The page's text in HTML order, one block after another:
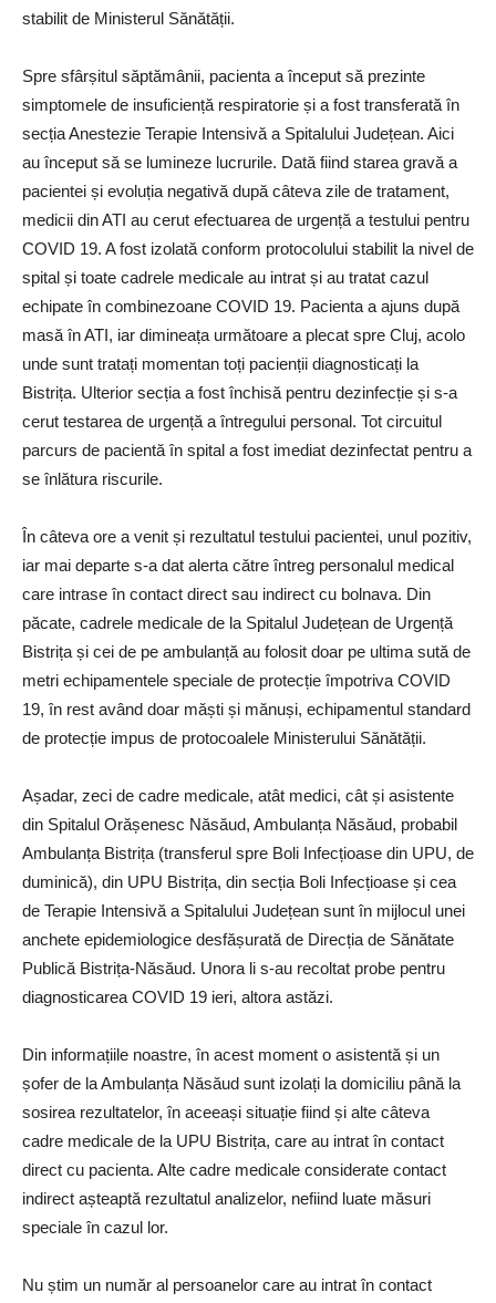
stabilit de Ministerul Sănătății.
Spre sfârșitul săptămânii, pacienta a început să prezinte
simptomele de insuficiență respiratorie și a fost transferată în
secția Anestezie Terapie Intensivă a Spitalului Județean. Aici
au început să se lumineze lucrurile. Dată fiind starea gravă a
pacientei și evoluția negativă după câteva zile de tratament,
medicii din ATI au cerut efectuarea de urgență a testului pentru
COVID 19. A fost izolată conform protocolului stabilit la nivel de
spital și toate cadrele medicale au intrat și au tratat cazul
echipate în combinezoane COVID 19. Pacienta a ajuns după
masă în ATI, iar dimineața următoare a plecat spre Cluj, acolo
unde sunt tratați momentan toți pacienții diagnosticați la
Bistrița. Ulterior secția a fost închisă pentru dezinfecție și s-a
cerut testarea de urgență a întregului personal. Tot circuitul
parcurs de pacientă în spital a fost imediat dezinfectat pentru a
se înlătura riscurile.
În câteva ore a venit și rezultatul testului pacientei, unul pozitiv,
iar mai departe s-a dat alerta către întreg personalul medical
care intrase în contact direct sau indirect cu bolnava. Din
păcate, cadrele medicale de la Spitalul Județean de Urgență
Bistrița și cei de pe ambulanță au folosit doar pe ultima sută de
metri echipamentele speciale de protecție împotriva COVID
19, în rest având doar măști și mănuși, echipamentul standard
de protecție impus de protocoalele Ministerului Sănătății.
Așadar, zeci de cadre medicale, atât medici, cât și asistente
din Spitalul Orășenesc Năsăud, Ambulanța Năsăud, probabil
Ambulanța Bistrița (transferul spre Boli Infecțioase din UPU, de
duminică), din UPU Bistrița, din secția Boli Infecțioase și cea
de Terapie Intensivă a Spitalului Județean sunt în mijlocul unei
anchete epidemiologice desfășurată de Direcția de Sănătate
Publică Bistrița-Năsăud. Unora li s-au recoltat probe pentru
diagnosticarea COVID 19 ieri, altora astăzi.
Din informațiile noastre, în acest moment o asistentă și un
șofer de la Ambulanța Năsăud sunt izolați la domiciliu până la
sosirea rezultatelor, în aceeași situație fiind și alte câteva
cadre medicale de la UPU Bistrița, care au intrat în contact
direct cu pacienta. Alte cadre medicale considerate contact
indirect așteaptă rezultatul analizelor, nefiind luate măsuri
speciale în cazul lor.
Nu știm un număr al persoanelor care au intrat în contact